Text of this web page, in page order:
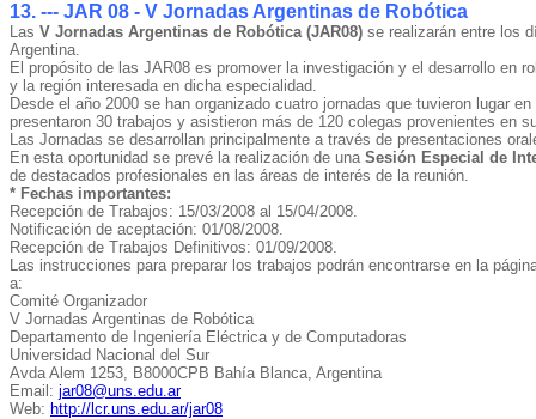
13. --- JAR 08 - V Jornadas Argentinas de Robótica
Las V Jornadas Argentinas de Robótica (JAR08) se realizarán entre los
Argentina.
El propósito de las JAR08 es promover la investigación y el desarrollo en
y la región interesada en dicha especialidad.
Desde el año 2000 se han organizado cuatro jornadas que tuvieron lugar
presentaron 30 trabajos y asistieron más de 120 colegas provenientes en
Las Jornadas se desarrollan principalmente a través de presentaciones
En esta oportunidad se prevé la realización de una Sesión Especial de
de destacados profesionales en las áreas de interés de la reunión.
* Fechas importantes:
Recepción de Trabajos: 15/03/2008 al 15/04/2008.
Notificación de aceptación: 01/08/2008.
Recepción de Trabajos Definitivos: 01/09/2008.
Las instrucciones para preparar los trabajos podrán encontrarse en la
a:
Comité Organizador
V Jornadas Argentinas de Robótica
Departamento de Ingeniería Eléctrica y de Computadoras
Universidad Nacional del Sur
Avda Alem 1253, B8000CPB Bahía Blanca, Argentina
Email: jar08@uns.edu.ar
Web: http://lcr.uns.edu.ar/jar08